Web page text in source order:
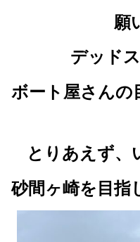
願
デッド
ボート屋さんの
とりあえず、
砂間ヶ崎を目指